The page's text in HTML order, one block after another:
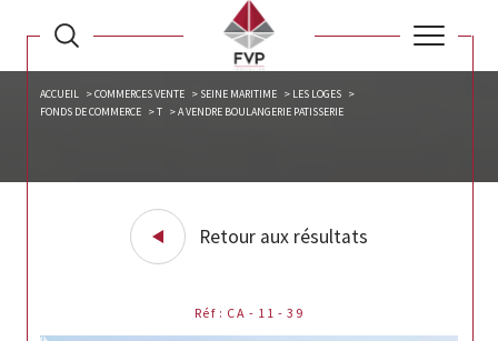
ACCUEIL COMMERCES VENTE SEINE MARITIME
LES LOGES
FONDS DE COMMERCE
T A VENDRE BOULANGERIE PATISSERIE
Retour aux résultats
Réf : CA - 11 - 39